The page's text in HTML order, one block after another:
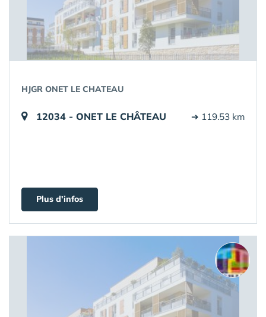
HJGR ONET LE CHATEAU
12034 - ONET LE CHÂTEAU ➔ 119.53 km
Plus d'infos